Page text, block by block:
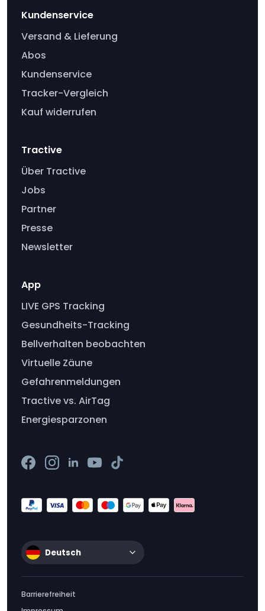
Kundenservice
Versand & Lieferung
Abos
Kundenservice
Tracker-Vergleich
Kauf widerrufen
Tractive
Über Tractive
Jobs
Partner
Presse
Newsletter
App
LIVE GPS Tracking
Gesundheits-Tracking
Bellverhalten beobachten
Virtuelle Zäune
Gefahrenmeldungen
Tractive vs. AirTag
Energiesparzonen
Deutsch
Barrierefreiheit